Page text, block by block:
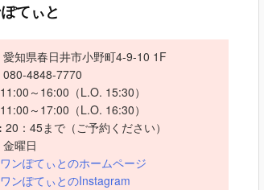
てぃと
愛知県春日井市小野町4-9-10 1F
080-4848-7770
11:00～16:00（L.O. 15:30）
11:00～17:00（L.O. 16:30）
20：45まで（ご予約ください）
金曜日
ワンぽてぃとのホームページ
ワンぽてぃとのInstagram